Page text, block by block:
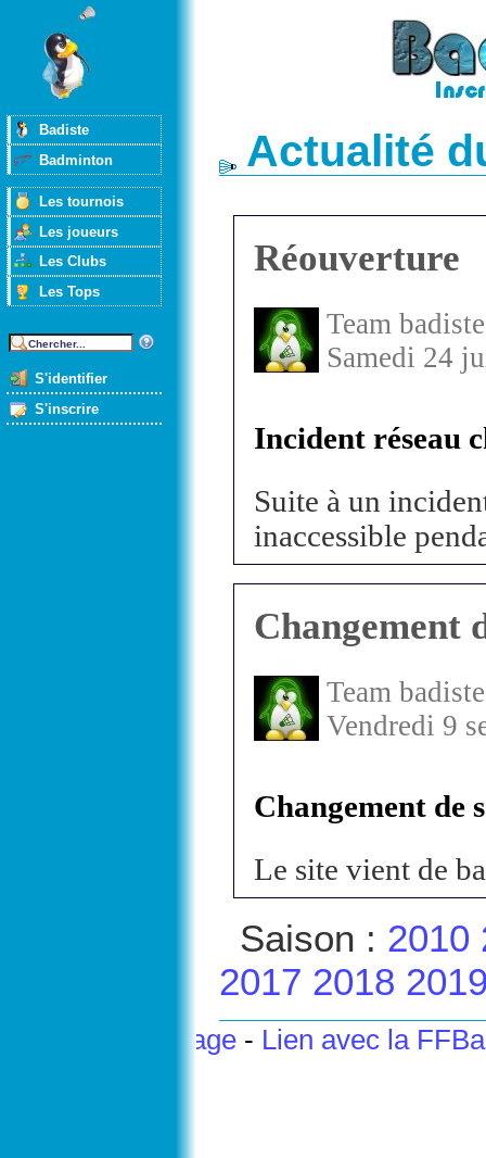
Badiste
Badminton
Les tournois
Les joueurs
Les Clubs
Les Tops
S'identifier
S'inscrire
Actualité
Réouverture
Team badiste
Samedi 24
Incident réseau
Suite à un
inaccessible
Changement
Team badiste
Vendredi 9
Changement de
Le site vient de
Saison : 2010
2017 2018
Haut de page - Lien avec la